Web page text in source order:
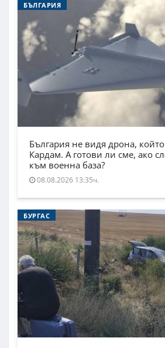
БЪЛГАРИЯ
България не видя дрона,
Кардам. А готови ли сме, ако
към военна база?
08.08.2026 13:35ч.
БУРГАС